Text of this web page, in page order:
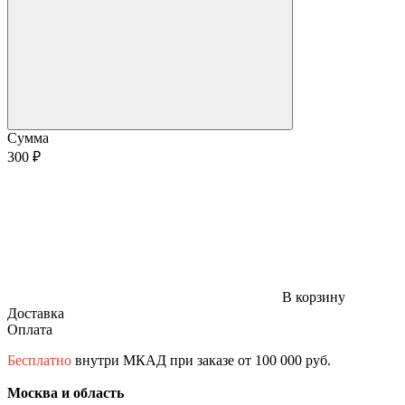
Сумма
300 ₽
В корзину
Доставка
Оплата
Бесплатно внутри МКАД при заказе от 100 000 руб.
Москва и область